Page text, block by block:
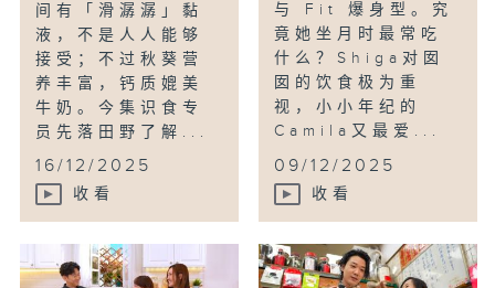
间有「滑潺潺」黏
液，不是人人能够
接受；不过秋葵营
养丰富，钙质媲美
牛奶。今集识食专
员先落田野了解...
16/12/2025
收看
与 Fit 爆身型。究
竟她坐月时最常吃
什么？Shiga对囡
囡的饮食极为重
视，小小年纪的
Camila又最爱...
09/12/2025
收看